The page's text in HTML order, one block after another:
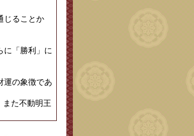
じることか
に「勝利」に
運の象徴であ
また不動明王